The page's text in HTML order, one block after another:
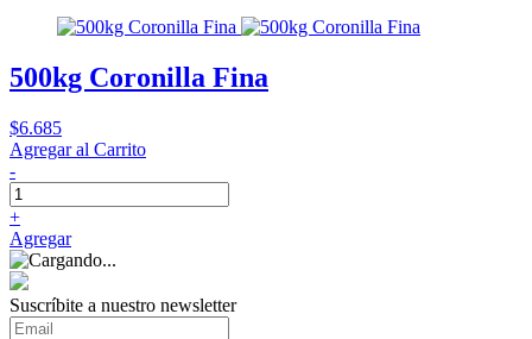
500kg Coronilla Fina
$6.685
Agregar al Carrito
-
+
Agregar
Suscríbite a nuestro newsletter